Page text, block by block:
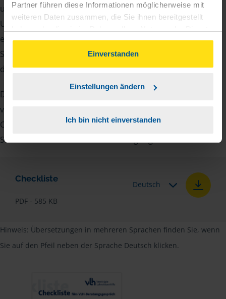
Partner führen diese Informationen möglicherweise mit
weiteren Daten zusammen, die Sie ihnen bereitgestellt
gesammelt haben. Indem Sie auf Einverstanden klicken,
können Sie der Verwendung von Cookies, gemäß
unserer
Einverstanden
Einstellungen ändern
Ich bin nicht einverstanden
unsere Beraterinnen und Berater eine Reihe von
Unterlagen von Ihnen. Dazu gehört beispielsweise die
elektronische Lohnsteuerbescheinigung, Ihre
Steueridentifikationsnummer, der Rentenbescheid oder
die Bescheinigung über das Kindergeld.
Damit Sie sich gut vorbereiten können und keinen der
vielen Nachweise vergessen, stellen wir Ihnen hier eine
Checkliste für Arbeitnehmer, Beamte, Auszubildende und
Studenten sowie Rentner zur Verfügung.
Checkliste
PDF - 585 KB
Deutsch
Hinweis: Übersetzungen in mehreren Sprachen finden Sie, wenn
Sie auf den Pfeil neben der Sprache Deutsch klicken.